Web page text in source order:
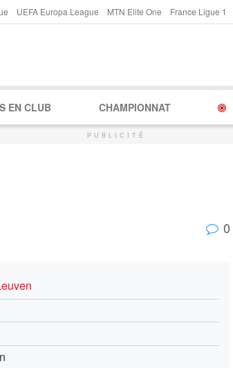
UEFA Europa League MTN Elite One France Ligue 1
EN CLUB CHAMPIONNAT
PUBLICITÉ
0